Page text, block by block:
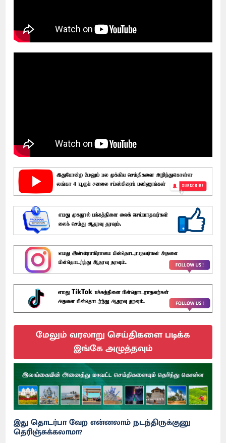
மேலும் வரலாறு செய்திகளை படிக்க
இங்கே அழுத்தவும்
இது தொடர்பா வேற என்னலாம் நடந்திருக்குனு
தெரிஞ்சுக்கலாமா?